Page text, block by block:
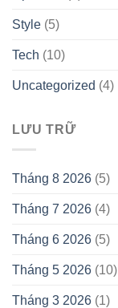
Style (5)
Tech (10)
Uncategorized (4)
LƯU TRỮ
Tháng 8 2026 (5)
Tháng 7 2026 (4)
Tháng 6 2026 (5)
Tháng 5 2026 (10)
Tháng 3 2026 (1)